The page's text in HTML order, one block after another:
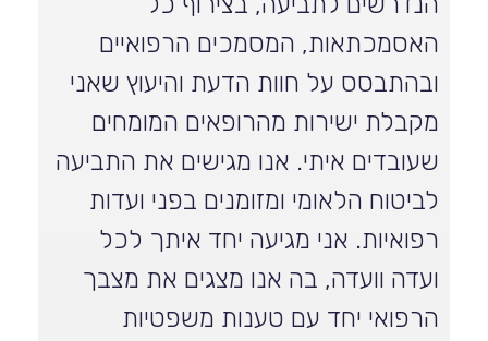
האסמכתאות, המסמכים הרפואיים
ובהתבסס על חוות הדעת והיעוץ שאני
מקבלת ישירות מהרופאים המומחים
שעובדים איתי. אנו מגישים את התביעה
לביטוח הלאומי ומזומנים בפני ועדות
רפואיות. אני מגיעה יחד איתך לכל
ועדה וועדה, בה אנו מצגים את מצבך
הרפואי יחד עם טענות משפטיות